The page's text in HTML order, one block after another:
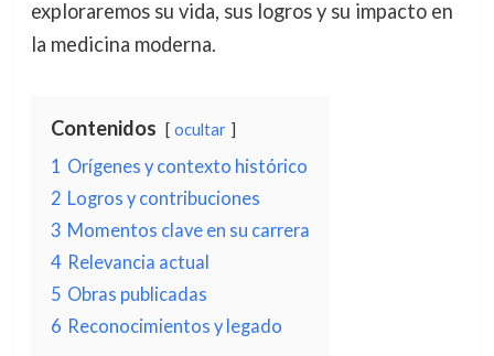
exploraremos su vida, sus logros y su impacto en
la medicina moderna.
Contenidos ocultar
1 Orígenes y contexto histórico
2 Logros y contribuciones
3 Momentos clave en su carrera
4 Relevancia actual
5 Obras publicadas
6 Reconocimientos y legado